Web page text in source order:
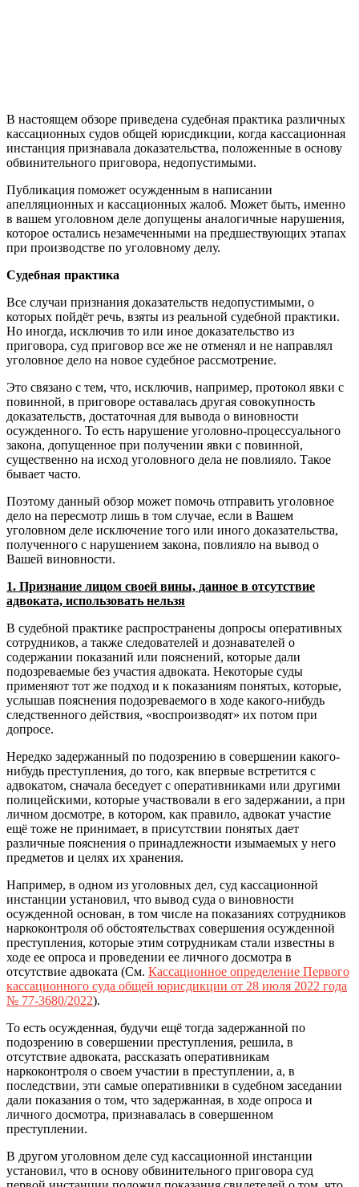
В настоящем обзоре приведена судебная практика различных
кассационных судов общей юрисдикции, когда кассационная
инстанция признавала доказательства, положенные в основу
обвинительного приговора, недопустимыми.
Публикация поможет осужденным в написании
апелляционных и кассационных жалоб. Может быть, именно
в вашем уголовном деле допущены аналогичные нарушения,
которое остались незамеченными на предшествующих этапах
при производстве по уголовному делу.
Судебная практика
Все случаи признания доказательств недопустимыми, о
которых пойдёт речь, взяты из реальной судебной практики.
Но иногда, исключив то или иное доказательство из
приговора, суд приговор все же не отменял и не направлял
уголовное дело на новое судебное рассмотрение.
Это связано с тем, что, исключив, например, протокол явки с
повинной, в приговоре оставалась другая совокупность
доказательств, достаточная для вывода о виновности
осужденного. То есть нарушение уголовно-процессуального
закона, допущенное при получении явки с повинной,
существенно на исход уголовного дела не повлияло. Такое
бывает часто.
Поэтому данный обзор может помочь отправить уголовное
дело на пересмотр лишь в том случае, если в Вашем
уголовном деле исключение того или иного доказательства,
полученного с нарушением закона, повлияло на вывод о
Вашей виновности.
1. Признание лицом своей вины, данное в отсутствие
адвоката, использовать нельзя
В судебной практике распространены допросы оперативных
сотрудников, а также следователей и дознавателей о
содержании показаний или пояснений, которые дали
подозреваемые без участия адвоката. Некоторые суды
применяют тот же подход и к показаниям понятых, которые,
услышав пояснения подозреваемого в ходе какого-нибудь
следственного действия, «воспроизводят» их потом при
допросе.
Нередко задержанный по подозрению в совершении какого-
нибудь преступления, до того, как впервые встретится с
адвокатом, сначала беседует с оперативниками или другими
полицейскими, которые участвовали в его задержании, а при
личном досмотре, в котором, как правило, адвокат участие
ещё тоже не принимает, в присутствии понятых дает
различные пояснения о принадлежности изымаемых у него
предметов и целях их хранения.
Например, в одном из уголовных дел, суд кассационной
инстанции установил, что вывод суда о виновности
осужденной основан, в том числе на показаниях сотрудников
наркоконтроля об обстоятельствах совершения осужденной
преступления, которые этим сотрудникам стали известны в
ходе ее опроса и проведении ее личного досмотра в
отсутствие адвоката (См. Кассационное определение Первого
кассационного суда общей юрисдикции от 28 июля 2022 года
№ 77-3680/2022).
То есть осужденная, будучи ещё тогда задержанной по
подозрению в совершении преступления, решила, в
отсутствие адвоката, рассказать оперативникам
наркоконтроля о своем участии в преступлении, а, в
последствии, эти самые оперативники в судебном заседании
дали показания о том, что задержанная, в ходе опроса и
личного досмотра, признавалась в совершенном
преступлении.
В другом уголовном деле суд кассационной инстанции
установил, что в основу обвинительного приговора суд